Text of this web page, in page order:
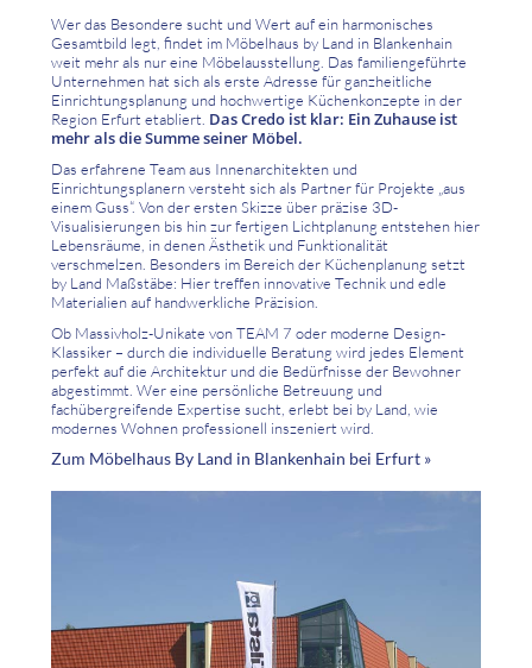
Wer das Besondere sucht und Wert auf ein harmonisches
Gesamtbild legt, findet im Möbelhaus by Land in Blankenhain
weit mehr als nur eine Möbelausstellung. Das familiengeführte
Unternehmen hat sich als erste Adresse für ganzheitliche
Einrichtungsplanung und hochwertige Küchenkonzepte in der
Region Erfurt etabliert. Das Credo ist klar: Ein Zuhause ist
mehr als die Summe seiner Möbel.
Das erfahrene Team aus Innenarchitekten und
Einrichtungsplanern versteht sich als Partner für Projekte „aus
einem Guss“. Von der ersten Skizze über präzise 3D-
Visualisierungen bis hin zur fertigen Lichtplanung entstehen hier
Lebensräume, in denen Ästhetik und Funktionalität
verschmelzen. Besonders im Bereich der Küchenplanung setzt
by Land Maßstäbe: Hier treffen innovative Technik und edle
Materialien auf handwerkliche Präzision.
Ob Massivholz-Unikate von TEAM 7 oder moderne Design-
Klassiker – durch die individuelle Beratung wird jedes Element
perfekt auf die Architektur und die Bedürfnisse der Bewohner
abgestimmt. Wer eine persönliche Betreuung und
fachübergreifende Expertise sucht, erlebt bei by Land, wie
modernes Wohnen professionell inszeniert wird.
Zum Möbelhaus By Land in Blankenhain bei Erfurt »